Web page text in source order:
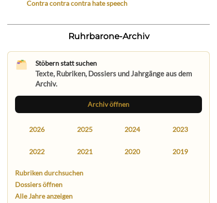
Contra contra contra hate speech
Ruhrbarone-Archiv
Stöbern statt suchen
Texte, Rubriken, Dossiers und Jahrgänge aus dem
Archiv.
Archiv öffnen
2026 2025 2024 2023
2022 2021 2020 2019
Rubriken durchsuchen
Dossiers öffnen
Alle Jahre anzeigen